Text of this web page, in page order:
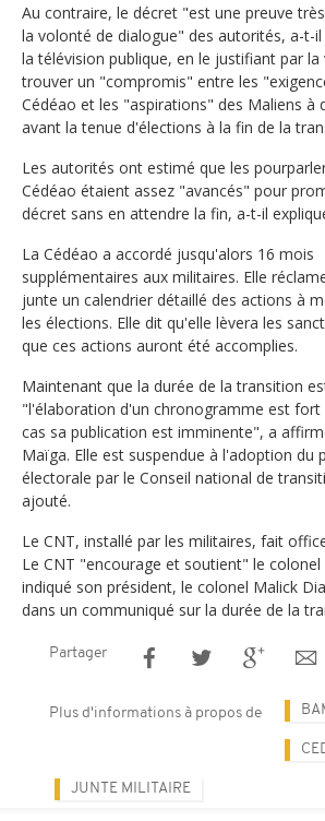
Au contraire, le décret "est une preuve
la volonté de dialogue" des autorités, a-t-il
la télévision publique, en le justifiant par
trouver un "compromis" entre les
Cédéao et les "aspirations" des Maliens à
avant la tenue d'élections à la fin de la
Les autorités ont estimé que les
Cédéao étaient assez "avancés" pour
décret sans en attendre la fin, a-t-il
La Cédéao a accordé jusqu'alors 16 mois
supplémentaires aux militaires. Elle
junte un calendrier détaillé des actions à
les élections. Elle dit qu'elle lèvera les
que ces actions auront été accomplies.
Maintenant que la durée de la transition
"l'élaboration d'un chronogramme est
cas sa publication est imminente", a
Maïga. Elle est suspendue à l'adoption du
électorale par le Conseil national de
ajouté.
Le CNT, installé par les militaires, fait
Le CNT "encourage et soutient" le colonel
indiqué son président, le colonel Malick
dans un communiqué sur la durée de la
Partager
Plus d'informations à propos de
JUNTE MILITAIRE